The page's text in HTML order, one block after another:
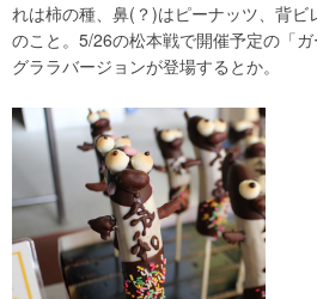
れは柿の種、鼻(？)はピーナッツ、背ビ
のこと。5/26の松本戦で開催予定の「
グララバージョンが登場するとか。